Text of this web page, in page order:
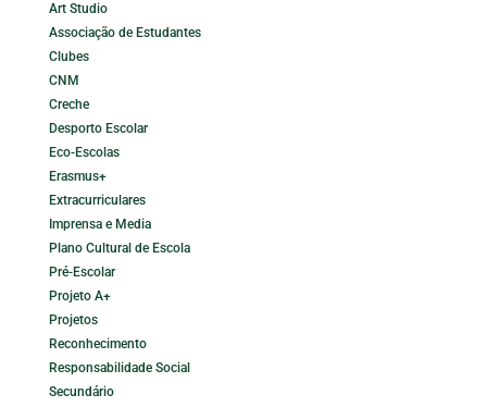
Art Studio
Associação de Estudantes
Clubes
CNM
Creche
Desporto Escolar
Eco-Escolas
Erasmus+
Extracurriculares
Imprensa e Media
Plano Cultural de Escola
Pré-Escolar
Projeto A+
Projetos
Reconhecimento
Responsabilidade Social
Secundário